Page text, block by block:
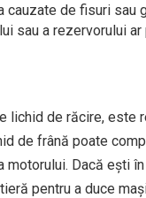
cauzate de fisuri sau
sau a rezervorului ar
lichid de răcire, este
de frână poate
Dacă ești
pentru a duce